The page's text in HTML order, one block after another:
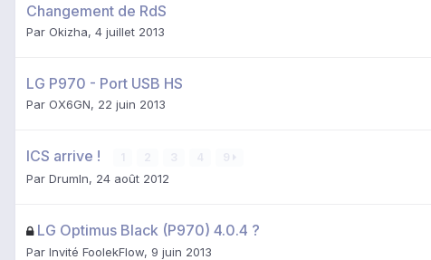
Changement de RdS
Par Okizha, 4 juillet 2013
LG P970 - Port USB HS
Par OX6GN, 22 juin 2013
ICS arrive !
Par DrumIn, 24 août 2012
LG Optimus Black (P970) 4.0.4 ?
Par Invité FoolekFlow, 9 juin 2013